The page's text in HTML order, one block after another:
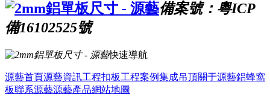
備案號：粵ICP
備16102525號
快速導航
源藝首頁源藝資訊工程扣板工程案例集成吊頂關于源藝鋁蜂窩
板聯系源藝源藝產品網站地圖